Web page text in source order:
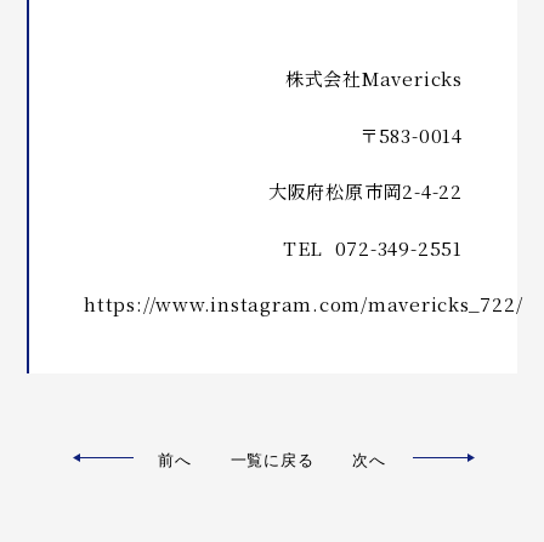
株式会社Mavericks
〒583-0014
大阪府松原市岡2-4-22
TEL 072-349-2551
https://www.instagram.com/mavericks_722/
前へ 一覧に戻る 次へ